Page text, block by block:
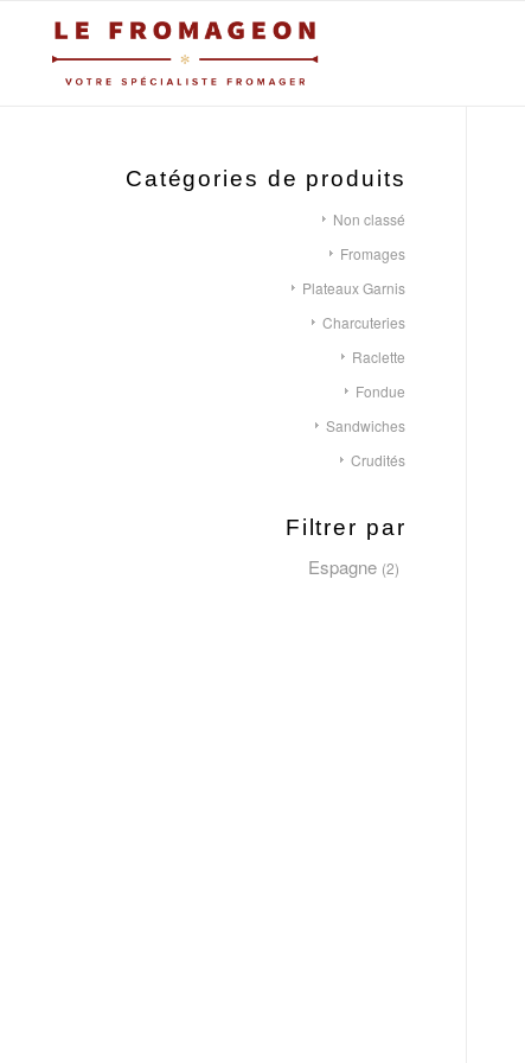
Catégories de produits
Non classé
Fromages
Plateaux Garnis
Charcuteries
Raclette
Fondue
Sandwiches
Crudités
Filtrer par
Espagne (2)